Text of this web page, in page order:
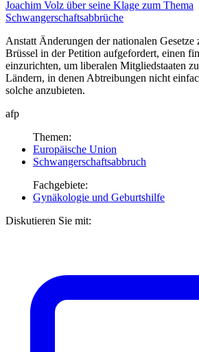
Joachim Volz über seine Klage zum Thema
Schwangerschaftsabbrüche
Anstatt Änderungen der nationalen
Brüssel in der Petition aufgefordert, einen
einzurichten, um liberalen Mitgliedstaaten
Ländern, in denen Abtreibungen nicht
solche anzubieten.
afp
Themen:
Europäische Union
Schwangerschaftsabbruch
Fachgebiete:
Gynäkologie und Geburtshilfe
Diskutieren Sie mit: